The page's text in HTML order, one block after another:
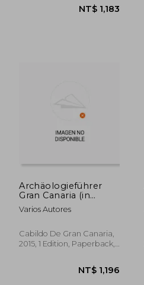
Archäologieführer
Gran Canaria (in
German)
Varios Autores
Cabildo De Gran Canaria,
2015, 1 Edition, Paperback,